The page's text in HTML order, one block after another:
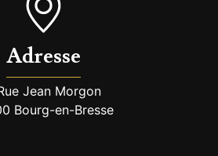
Adresse
Jean Morgon
Bourg-en-Bresse